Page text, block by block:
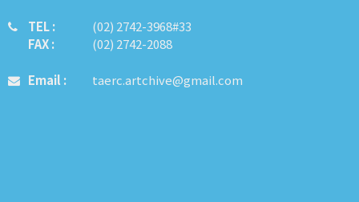
TEL :
FAX :
​​​​(02) 2742-3968#33
(02) 2742-2088
Email : taerc.artchive@gmail.com